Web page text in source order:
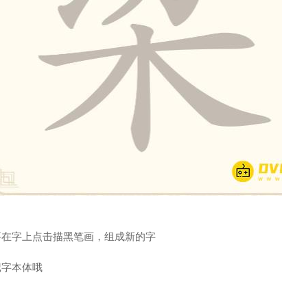
字上点击描黑笔画，组成新的字
本体哦